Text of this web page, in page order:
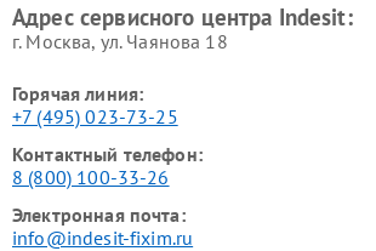
Адрес сервисного центра Indesit:
г. Москва, ул. Чаянова 18
Горячая линия:
+7 (495) 023-73-25
Контактный телефон:
8 (800) 100-33-26
Электронная почта:
info@indesit-fixim.ru